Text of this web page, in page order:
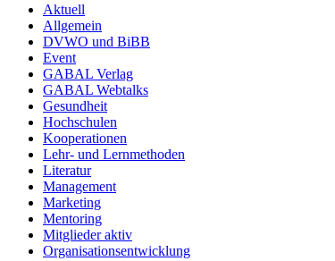
Aktuell
Allgemein
DVWO und BiBB
Event
GABAL Verlag
GABAL Webtalks
Gesundheit
Hochschulen
Kooperationen
Lehr- und Lernmethoden
Literatur
Management
Marketing
Mentoring
Mitglieder aktiv
Organisationsentwicklung